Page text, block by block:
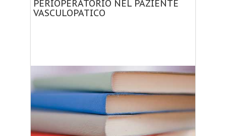
PERIOPERATORIO NEL PAZIENTE
VASCULOPATICO